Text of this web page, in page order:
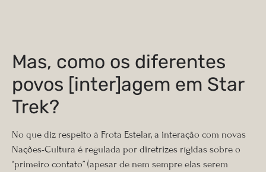
Mas, como os diferentes
povos [inter]agem em Star
Trek?
No que diz respeito à Frota Estelar, a interação com novas
Nações-Cultura é regulada por diretrizes rígidas sobre o
“primeiro contato” (apesar de nem sempre elas serem